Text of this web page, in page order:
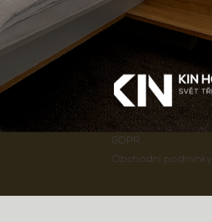
HOTEL REGENT
DALŠÍ STRÁNKY
GDPR
Obchodní podmínky